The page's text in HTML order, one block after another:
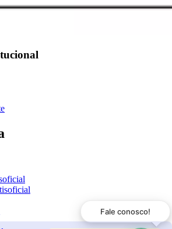
Fale conosco!